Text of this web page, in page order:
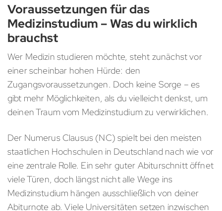
Voraussetzungen für das
Medizinstudium – Was du wirklich
brauchst
Wer Medizin studieren möchte, steht zunächst vor
einer scheinbar hohen Hürde: den
Zugangsvoraussetzungen. Doch keine Sorge – es
gibt mehr Möglichkeiten, als du vielleicht denkst, um
deinen Traum vom Medizinstudium zu verwirklichen.
Der Numerus Clausus (NC) spielt bei den meisten
staatlichen Hochschulen in Deutschland nach wie vor
eine zentrale Rolle. Ein sehr guter Abiturschnitt öffnet
viele Türen, doch längst nicht alle Wege ins
Medizinstudium hängen ausschließlich von deiner
Abiturnote ab. Viele Universitäten setzen inzwischen